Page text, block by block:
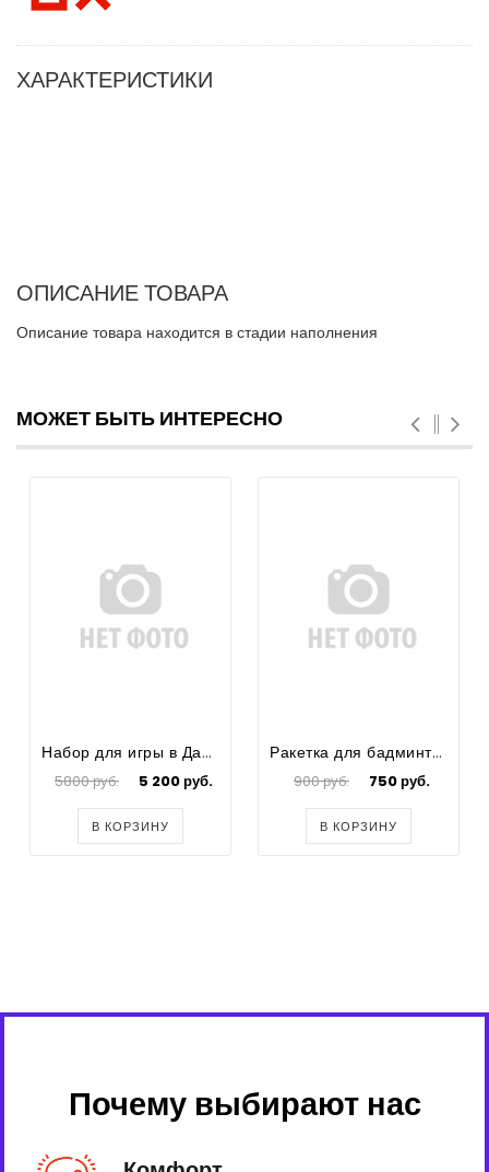
ХАРАКТЕРИСТИКИ
ОПИСАНИЕ ТОВАРА
Описание товара находится в стадии наполнения
МОЖЕТ БЫТЬ ИНТЕРЕСНО
Набор для игры в Дартс
5800 руб. 5 200 руб.
В КОРЗИНУ
Ракетка для бадминтона
900 руб. 750 руб.
В КОРЗИНУ
Почему выбирают нас